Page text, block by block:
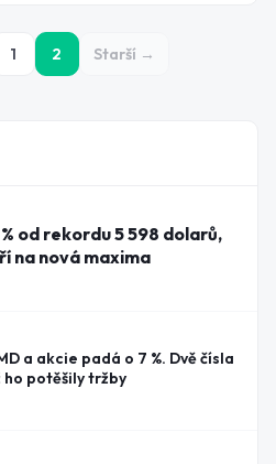
1 2 Starší →
od rekordu 5 598 dolarů,
na nová maxima
a akcie padá o 7 %. Dvě čísla
ho potěšily tržby